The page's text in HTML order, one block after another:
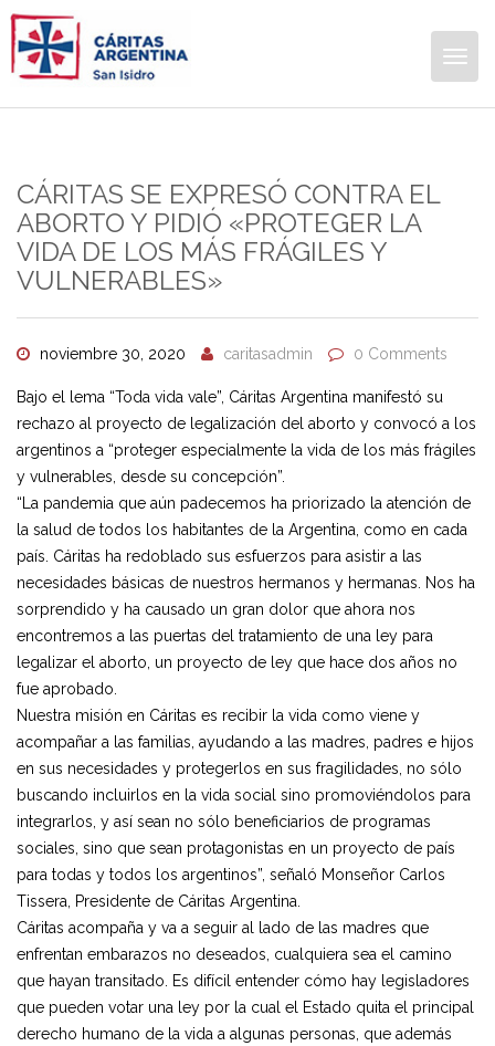
CÁRITAS SE EXPRESÓ CONTRA EL
ABORTO Y PIDIÓ «PROTEGER LA
VIDA DE LOS MÁS FRÁGILES Y
VULNERABLES»
noviembre 30, 2020 caritasadmin 0 Comments
Bajo el lema “Toda vida vale”, Cáritas Argentina manifestó su
rechazo al proyecto de legalización del aborto y convocó a los
argentinos a “proteger especialmente la vida de los más frágiles
y vulnerables, desde su concepción”.
“La pandemia que aún padecemos ha priorizado la atención de
la salud de todos los habitantes de la Argentina, como en cada
país. Cáritas ha redoblado sus esfuerzos para asistir a las
necesidades básicas de nuestros hermanos y hermanas. Nos ha
sorprendido y ha causado un gran dolor que ahora nos
encontremos a las puertas del tratamiento de una ley para
legalizar el aborto, un proyecto de ley que hace dos años no
fue aprobado.
Nuestra misión en Cáritas es recibir la vida como viene y
acompañar a las familias, ayudando a las madres, padres e hijos
en sus necesidades y protegerlos en sus fragilidades, no sólo
buscando incluirlos en la vida social sino promoviéndolos para
integrarlos, y así sean no sólo beneficiarios de programas
sociales, sino que sean protagonistas en un proyecto de país
para todas y todos los argentinos”, señaló Monseñor Carlos
Tissera, Presidente de Cáritas Argentina.
Cáritas acompaña y va a seguir al lado de las madres que
enfrentan embarazos no deseados, cualquiera sea el camino
que hayan transitado. Es difícil entender cómo hay legisladores
que pueden votar una ley por la cual el Estado quita el principal
derecho humano de la vida a algunas personas, que además